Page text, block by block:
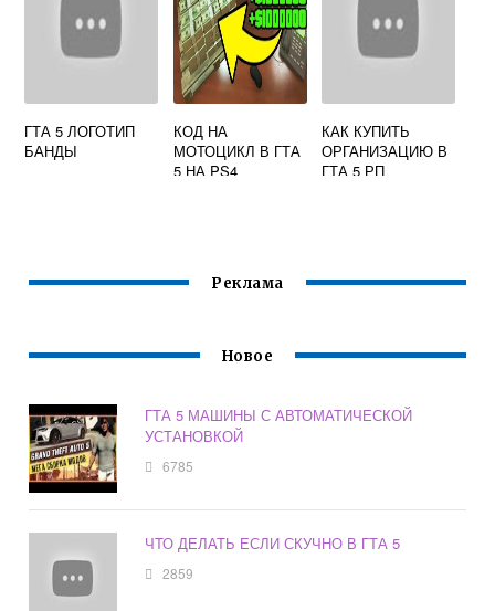
ГТА 5 ЛОГОТИП
БАНДЫ
КОД НА
МОТОЦИКЛ В ГТА
5 НА PS4
КАК КУПИТЬ
ОРГАНИЗАЦИЮ В
ГТА 5 РП
Реклама
Новое
ГТА 5 МАШИНЫ С АВТОМАТИЧЕСКОЙ
УСТАНОВКОЙ
6785
ЧТО ДЕЛАТЬ ЕСЛИ СКУЧНО В ГТА 5
2859